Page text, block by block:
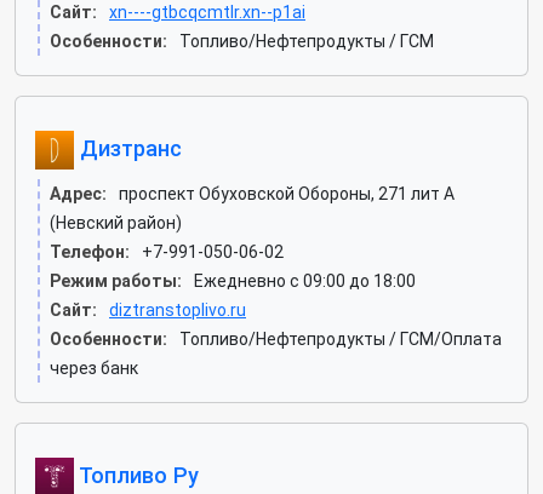
Сайт:
xn----gtbcqcmtlr.xn--p1ai
Особенности:
Топливо/Нефтепродукты / ГСМ
Дизтранс
Адрес:
проспект Обуховской Обороны, 271 лит А
(Невский район)
Телефон:
+7-991-050-06-02
Режим работы:
Ежедневно с 09:00 до 18:00
Сайт:
diztranstoplivo.ru
Особенности:
Топливо/Нефтепродукты / ГСМ/Оплата
через банк
Топливо Ру